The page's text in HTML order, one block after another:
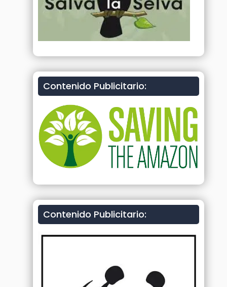
Contenido Publicitario:
Contenido Publicitario: